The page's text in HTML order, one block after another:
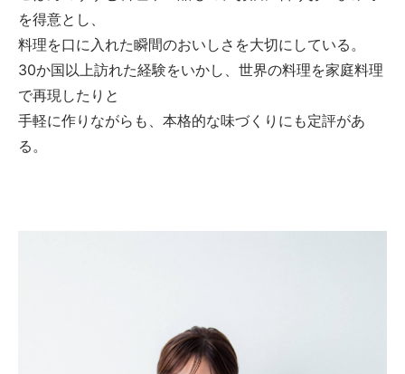
を得意とし、
料理を口に入れた瞬間のおいしさを大切にしている。
30か国以上訪れた経験をいかし、世界の料理を家庭料理
で再現したりと
手軽に作りながらも、本格的な味づくりにも定評があ
る。